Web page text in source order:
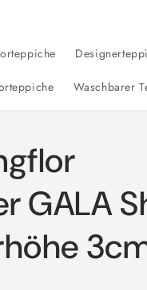
Waschbarer
GALA